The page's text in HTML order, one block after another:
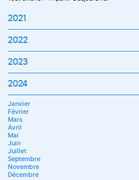
2021
Septembre
Novembre
Décembre
2022
Janvier
Mars
Avril
Juin
Juillet
Septembre
Octobre
Novembre
Décembre
2023
Janvier
Mars
Avril
Mai
Juin
Septembre
Octobre
Novembre
Décembre
2024
Janvier
Février
Mars
Avril
Mai
Juin
Juillet
Septembre
Novembre
Décembre